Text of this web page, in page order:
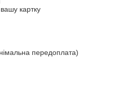
картку
передоплата)